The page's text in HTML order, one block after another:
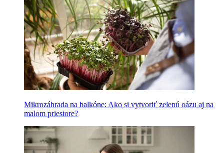
Mikrozáhrada na balkóne: Ako si vytvoriť zelenú oázu aj na
malom priestore?